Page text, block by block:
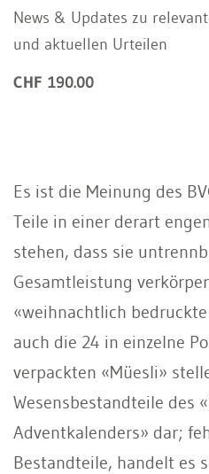
News & Updates zu
und aktuellen Urteilen
CHF 190.00
Es ist die Meinung des
Teile in einer derart
stehen, dass sie
Gesamtleistung
«weihnachtlich
auch die 24 in einzelne
verpackten «Müesli»
Wesensbestandteile des
Adventkalenders» dar;
Bestandteile, handelt es